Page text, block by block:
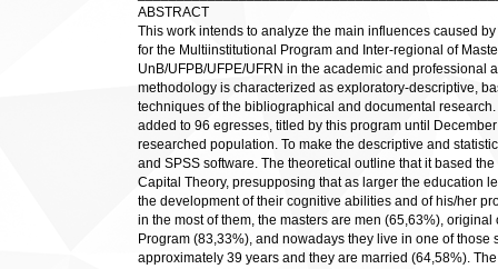
ABSTRACT
This work intends to analyze the main influences caused
for the Multiinstitutional Program and Inter-regional of
UnB/UFPB/UFPE/UFRN in the academic and professional
methodology is characterized as exploratory-descriptive,
techniques of the bibliographical and documental
added to 96 egresses, titled by this program until
researched population. To make the descriptive and
and SPSS software. The theoretical outline that it based
Capital Theory, presupposing that as larger the education
the development of their cognitive abilities and of his/her
in the most of them, the masters are men (65,63%),
Program (83,33%), and nowadays they live in one of those
approximately 39 years and they are married (64,58%).